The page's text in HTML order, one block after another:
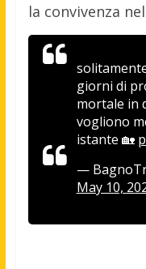
la convivenza
giorni di
mortale in
vogliono
istante 🏡
—
May 10,